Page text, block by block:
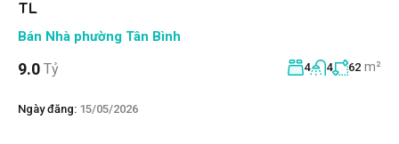
TL
Bán Nhà phường Tân Bình
9.0 Tỷ 4 4 62 m²
Ngày đăng: 15/05/2026